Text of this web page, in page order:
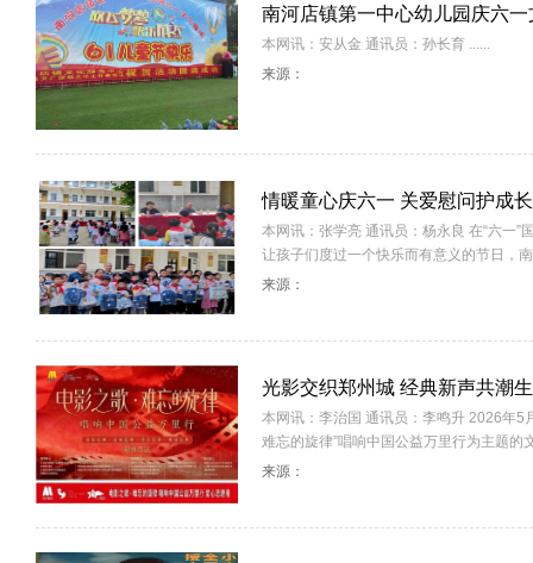
南河店镇第一中心幼儿园庆六
本网讯：安从金 通讯员：孙长育 ......
来源：
情暖童心庆六一 关爱慰问护成长
本网讯：张学亮 通讯员：杨永良 在“六一
让孩子们度过一个快乐而有意义的节日，
来源：
光影交织郑州城 经典新声共潮生
本网讯：李治国 通讯员：李鸣升 2026年5
难忘的旋律”唱响中国公益万里行为主题的
来源：